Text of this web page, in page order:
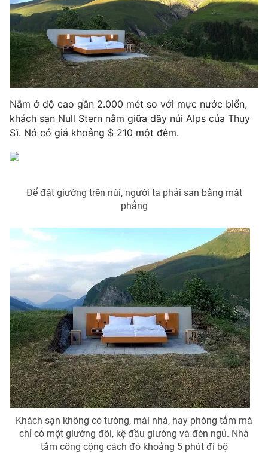
Tư vấn
Chuyên mục khác
Emagazine Podcast
Photo Infographic
Video Shorts video
VTV Money
VTV Sức khoẻ Bất động sản
Vươn mình bằng AI
VTV8
Liên hệ tòa soạn English
THỜI BÁO VTV
Theo dõi báo trên
Nằm ở độ cao gần 2.000 mét so với mực nước biển,
khách sạn Null Stern nằm giữa dãy núi Alps của Thụy
Sĩ. Nó có giá khoảng $ 210 một đêm.
Để đặt giường trên núi, người ta phải san bằng mặt
phẳng
Khách sạn không có tường, mái nhà, hay phòng tắm mà
chỉ có một giường đôi, kệ đầu giường và đèn ngủ. Nhà
tắm công cộng cách đó khoảng 5 phút đi bộ